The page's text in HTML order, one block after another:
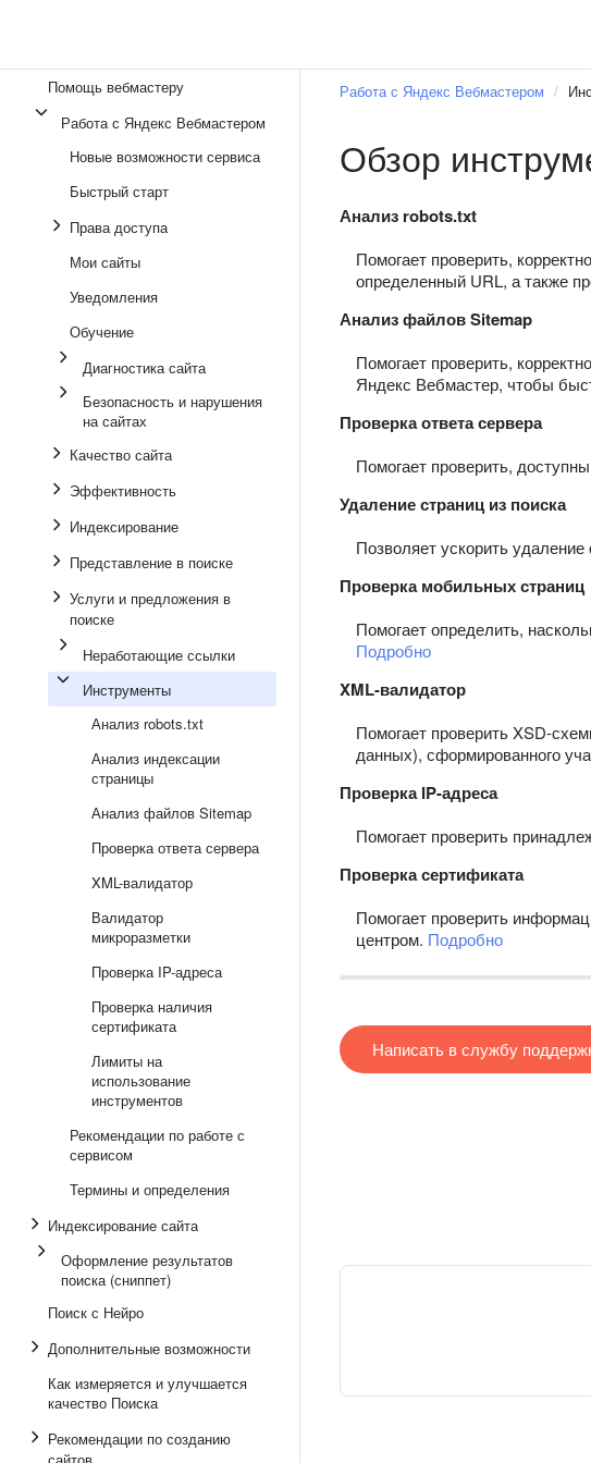
Помощь вебмастеру
Работа с Яндекс Вебмастером
Новые возможности сервиса
Быстрый старт
Права доступа
Мои сайты
Уведомления
Обучение
Диагностика сайта
Безопасность и нарушения
на сайтах
Качество сайта
Эффективность
Индексирование
Представление в поиске
Услуги и предложения в
поиске
Неработающие ссылки
Инструменты
Анализ robots.txt
Анализ индексации
страницы
Анализ файлов Sitemap
Проверка ответа сервера
XML-валидатор
Валидатор
микроразметки
Проверка IP-адреса
Проверка наличия
сертификата
Лимиты на
использование
инструментов
Рекомендации по работе с
сервисом
Термины и определения
Индексирование сайта
Оформление результатов
поиска (сниппет)
Поиск с Нейро
Дополнительные возможности
Как измеряется и улучшается
качество Поиска
Рекомендации по созданию
Работа с Яндекс Вебмастером
Обзор
Анализ robots.txt
Помогает проверить,
определенный URL, а также
Анализ файлов Sitemap
Помогает проверить,
Яндекс Вебмастер, чтобы
Проверка ответа сервера
Помогает проверить,
Удаление страниц из поиска
Позволяет ускорить удаление
Проверка мобильных страниц
Помогает определить,
Подробно
XML-валидатор
Помогает проверить XSD-
данных), сформированного
Проверка IP-адреса
Помогает проверить
Проверка сертификата
Помогает проверить
центром. Подробно
Написать в службу